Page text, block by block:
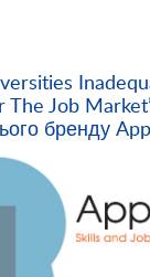
The Job
бренду